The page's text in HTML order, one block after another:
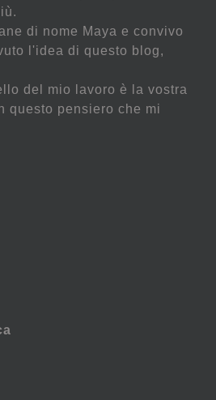
di nome Maya e convivo
l'idea di questo blog,
del mio lavoro è la vostra
questo pensiero che mi